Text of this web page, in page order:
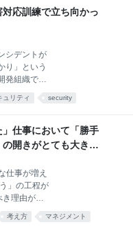
」のオプシ
くて、辺野古の問題でも捜査
通の民間企業が事件起こし
件とか薬物所持やらの不起訴
や定説となってるレベル。
。それでも、一般の人が司
応訓練で立ち向かっ
シデントが
り」という
発組織で
況が続いて
ために、私
で実施を続
分析チーム
、私たちが
いてふりか
ず、私たち
てもらえ
ント対応が
ュリティ security
」仕事において「勝手
開きがとても大き
仕事が増え
」の工程が
理由があ
量化できな
は？ ・どう
考え方 マネジメント